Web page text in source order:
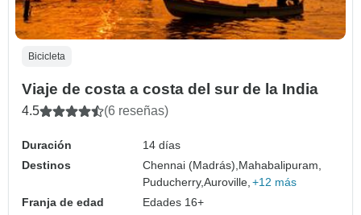
Bicicleta
Viaje de costa a costa del sur de la India
4.5 (6 reseñas)
Duración
14 días
Destinos
Chennai (Madrás),Mahabalipuram,
Puducherry,Auroville, +12 más
Franja de edad
Edades 16+